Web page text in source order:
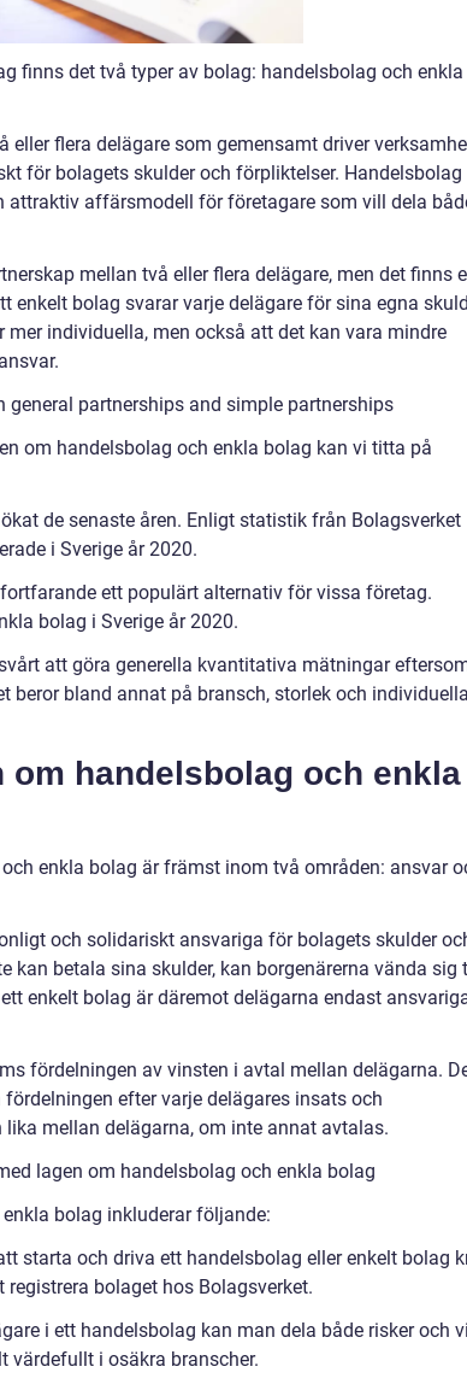
finns det två typer av bolag: handelsbolag och enkla
eller flera delägare som gemensamt driver
för bolagets skulder och förpliktelser. Handelsbolag
attraktiv affärsmodell för företagare som vill dela
mellan två eller flera delägare, men det finns
bolag svarar varje delägare för sina egna
individuella, men också att det kan vara mindre
partnerships and simple partnerships
om handelsbolag och enkla bolag kan vi titta på
de senaste åren. Enligt statistik från Bolagsverket
i Sverige år 2020.
ett populärt alternativ för vissa företag.
bolag i Sverige år 2020.
att göra generella kvantitativa mätningar
beror bland annat på bransch, storlek och individuella
handelsbolag och enkla
enkla bolag är främst inom två områden: ansvar
och solidariskt ansvariga för bolagets skulder
betala sina skulder, kan borgenärerna vända sig
enkelt bolag är däremot delägarna endast
fördelningen av vinsten i avtal mellan delägarna.
efter varje delägares insats och
mellan delägarna, om inte annat avtalas.
lagen om handelsbolag och enkla bolag
bolag inkluderar följande:
starta och driva ett handelsbolag eller enkelt bolag
bolaget hos Bolagsverket.
i ett handelsbolag kan man dela både risker och
värdefullt i osäkra branscher.